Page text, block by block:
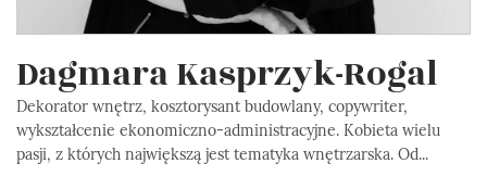
Dagmara Kasprzyk-Rogal
Dekorator wnętrz, kosztorysant budowlany, copywriter,
wykształcenie ekonomiczno-administracyjne. Kobieta wielu
pasji, z których największą jest tematyka wnętrzarska. Od...